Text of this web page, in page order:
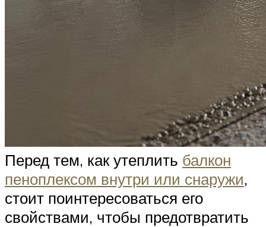
Перед тем, как утеплить балкон
пеноплексом внутри или снаружи,
стоит поинтересоваться его
свойствами, чтобы предотвратить